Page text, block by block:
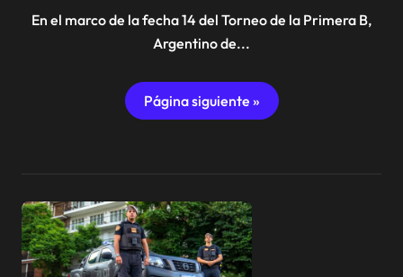
En el marco de la fecha 14 del Torneo de la Primera B,
Argentino de...
Página siguiente »